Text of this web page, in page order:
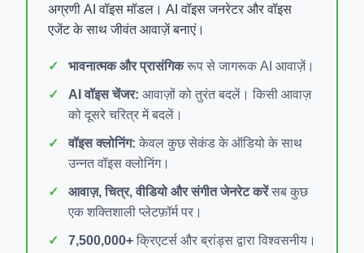
अग्रणी AI वॉइस मॉडल। AI वॉइस जनरेटर और वॉइस
एजेंट के साथ जीवंत आवाज़ें बनाएं।
भावनात्मक और प्रासंगिकरूप से जागरूक AI आवाज़ें।
AI वॉइस चेंजर: आवाज़ों को तुरंत बदलें। किसी आवाज़
को दूसरे चरित्र में बदलें।
वॉइस क्लोनिंग: केवल कुछ सेकंड के ऑडियो के साथ
उन्नत वॉइस क्लोनिंग।
आवाज़, चित्र, वीडियो और संगीत जेनरेट करेंसब कुछ
एक शक्तिशाली प्लेटफ़ॉर्म पर।
7,500,000+ क्रिएटर्स और ब्रांड्स द्वारा विश्वसनीय।